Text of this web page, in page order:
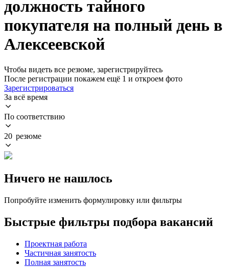
должность тайного
покупателя на полный день в
Алексеевской
Чтобы видеть все резюме, зарегистрируйтесь
После регистрации покажем ещё 1 и откроем фото
Зарегистрироваться
За всё время
По соответствию
20 резюме
Ничего не нашлось
Попробуйте изменить формулировку или фильтры
Быстрые фильтры подбора вакансий
Проектная работа
Частичная занятость
Полная занятость